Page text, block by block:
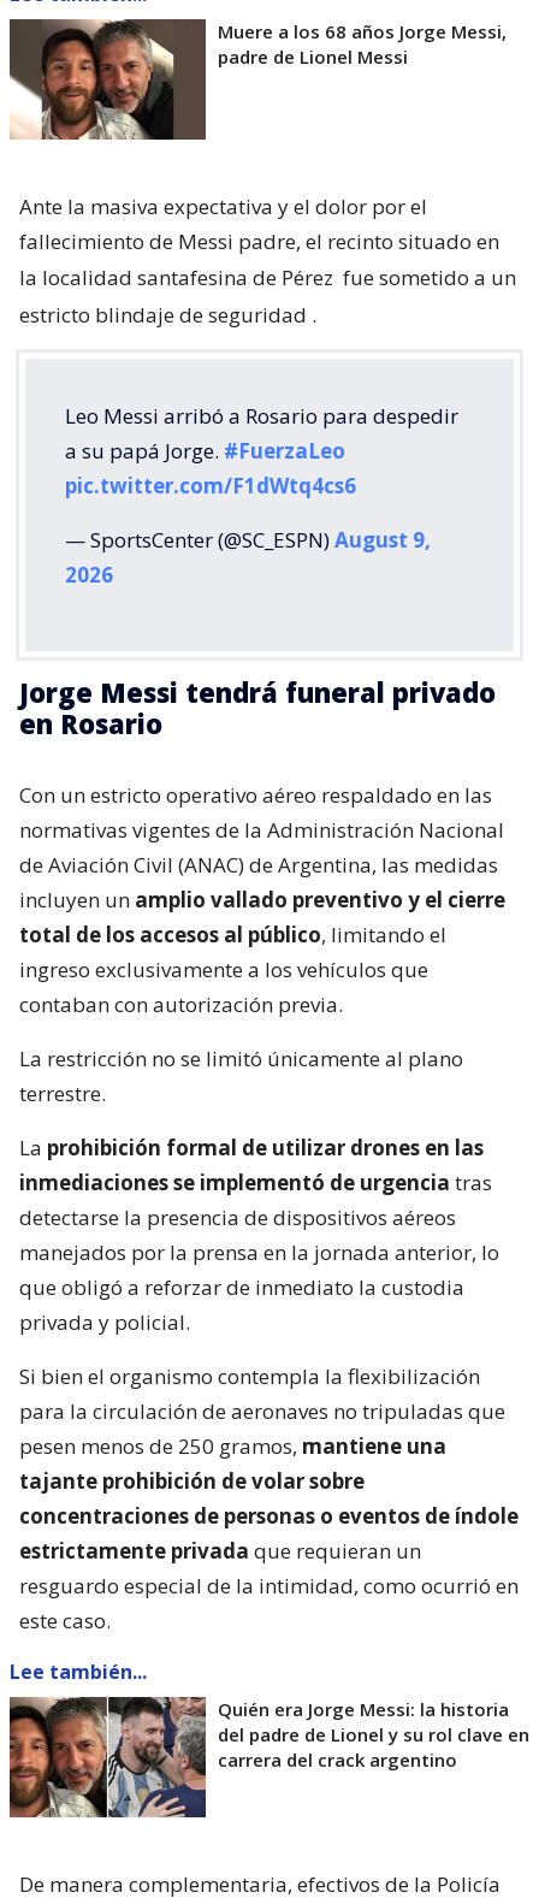
Muere a los 68 años Jorge Messi,
padre de Lionel Messi
Ante la masiva expectativa y el dolor por el
fallecimiento de Messi padre, el recinto situado en
la localidad santafesina de Pérez fue sometido a un
estricto blindaje de seguridad .
Leo Messi arribó a Rosario para despedir
a su papá Jorge. #FuerzaLeo
pic.twitter.com/F1dWtq4cs6
— SportsCenter (@SC_ESPN)August 9,
2026
Jorge Messi tendrá funeral privado
en Rosario
Con un estricto operativo aéreo respaldado en las
normativas vigentes de la Administración Nacional
de Aviación Civil (ANAC) de Argentina, las medidas
incluyen un amplio vallado preventivo y el cierre
total de los accesos al público, limitando el
ingreso exclusivamente a los vehículos que
contaban con autorización previa.
La restricción no se limitó únicamente al plano
terrestre.
La prohibición formal de utilizar drones en las
inmediaciones se implementó de urgencia tras
detectarse la presencia de dispositivos aéreos
manejados por la prensa en la jornada anterior, lo
que obligó a reforzar de inmediato la custodia
privada y policial.
Si bien el organismo contempla la flexibilización
para la circulación de aeronaves no tripuladas que
pesen menos de 250 gramos, mantiene una
tajante prohibición de volar sobre
concentraciones de personas o eventos de índole
estrictamente privada que requieran un
resguardo especial de la intimidad, como ocurrió en
este caso.
Lee también...
Quién era Jorge Messi: la historia
del padre de Lionel y su rol clave en
carrera del crack argentino
De manera complementaria, efectivos de la Policía